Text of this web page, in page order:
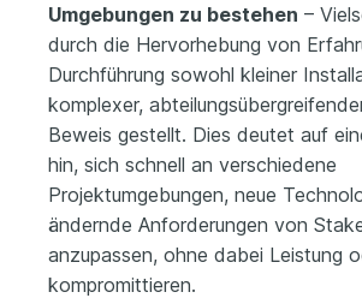
Umgebungen zu bestehen –
durch die Hervorhebung von
Durchführung sowohl kleiner
komplexer,
Beweis gestellt. Dies deutet auf
hin, sich schnell an verschiedene
Projektumgebungen, neue
ändernde Anforderungen von
anzupassen, ohne dabei Leistung
kompromittieren.